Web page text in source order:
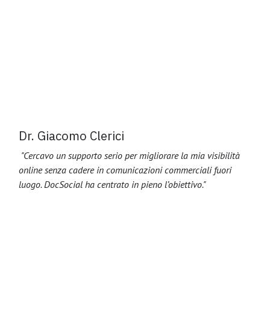
Dr. Giacomo Clerici
"Cercavo un supporto serio per migliorare la mia visibilità
online senza cadere in comunicazioni commerciali fuori
luogo. DocSocial ha centrato in pieno l’obiettivo."